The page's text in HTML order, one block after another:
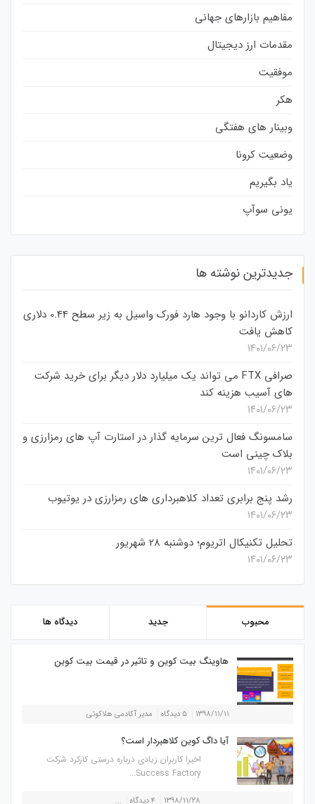
مفاهیم بازارهای جهانی
مقدمات ارز دیجیتال
موفقیت
هکر
وبینار های هفتگی
وضعیت کرونا
یاد بگیریم
یونی سوآپ
جدیدترین نوشته ها
ارزش کاردانو با وجود هارد فورک واسیل به زیر سطح 0.44 دلاری
کاهش یافت
۱۴۰۱/۰۶/۲۳
صرافی FTX می تواند یک میلیارد دلار دیگر برای خرید شرکت
های آسیب هزینه کند
۱۴۰۱/۰۶/۲۳
سامسونگ فعال‌ ترین سرمایه‌ گذار در استارت‌ آپ‌ های رمزارزی و
بلاک چینی است
۱۴۰۱/۰۶/۲۳
رشد پنج برابری تعداد کلاهبرداری های رمزارزی در یوتیوب
۱۴۰۱/۰۶/۲۳
تحلیل تکنیکال اتریوم؛ دوشنبه 28 شهریور
۱۴۰۱/۰۶/۲۳
محبوب جدید دیدگاه ها
هاوینگ بیت کوین و تاثیر در قیمت بیت کوین
۱۳۹۸/۱۱/۱۱ ۵ دیدگاه مدیر آکادمی هلاکوئی
آیا داگ کوین کلاهبردار است؟
اخیرا کاربران زیادی درباره درستی کارکرد شرکت
Success Factory...
۱۳۹۸/۱۱/۲۸ ۴ دیدگاه ...